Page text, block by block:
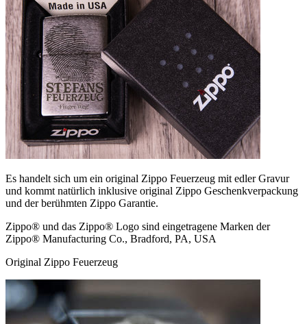
Es handelt sich um ein original Zippo Feuerzeug mit edler Gravur
und kommt natürlich inklusive original Zippo Geschenkverpackung
und der berühmten Zippo Garantie.
Zippo® und das Zippo® Logo sind eingetragene Marken der
Zippo® Manufacturing Co., Bradford, PA, USA
Original Zippo Feuerzeug